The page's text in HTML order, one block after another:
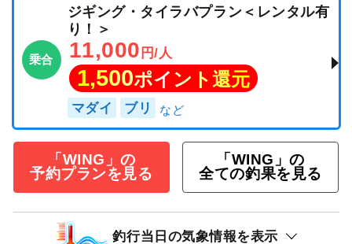
乗合
ジギング・タイラバプラン＜レンタル有
り！＞
11,000 円/人
1,500ポイント還元
マダイ ブリ
「WING」の
予約プランを見る
「WING」の
全ての釣果を見る
釣行当日の気象情報を表示